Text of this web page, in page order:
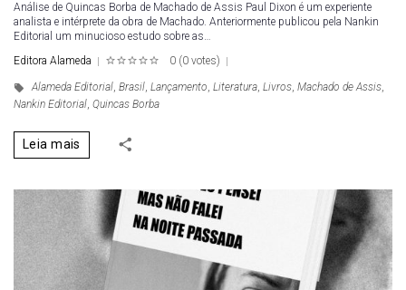
Análise de Quincas Borba de Machado de Assis Paul Dixon é um experiente
analista e intérprete da obra de Machado. Anteriormente publicou pela Nankin
Editorial um minucioso estudo sobre as…
Editora Alameda
0 (0 votes)
Alameda Editorial, Brasil, Lançamento, Literatura, Livros, Machado de Assis,
Nankin Editorial, Quincas Borba
Leia mais